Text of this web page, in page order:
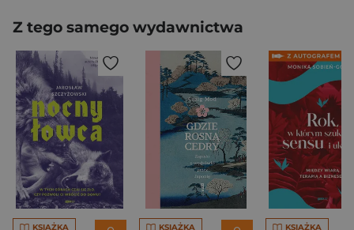
Z tego samego wydawnictwa
KSIĄŻKA KSIĄŻKA KSIĄŻKA